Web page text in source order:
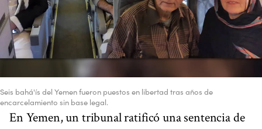
Seis bahá'ís del Yemen fueron puestos en libertad tras años de
encarcelamiento sin base legal.
En Yemen, un tribunal ratificó una sentencia de